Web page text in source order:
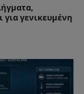
για γενικευμένη